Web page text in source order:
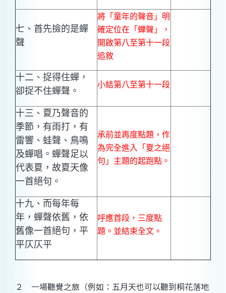
七、首先撿的是蟬
聲
將「童年的聲音」明
確定位在「蟬聲」，
開啟第八至第十一段
追敘
十二、捉得住蟬，
卻捉不住蟬聲。
小結第八至第十一段
十三、夏乃聲音的
季節，有雨打，有
雷響、蛙聲、鳥鳴
及蟬唱。蟬聲足以
代表夏，故夏天像
一首絕句。
承前並再度點題，作
為完全進入「夏之絕
句」主題的起跑點。
十九、而每年每
年，蟬聲依舊，依
舊像一首絕句，平
平仄仄平
呼應首段，三度點
題。並結束全文。
２ 一場聽覺之旅（例如：五月天也可以聽到桐花落地